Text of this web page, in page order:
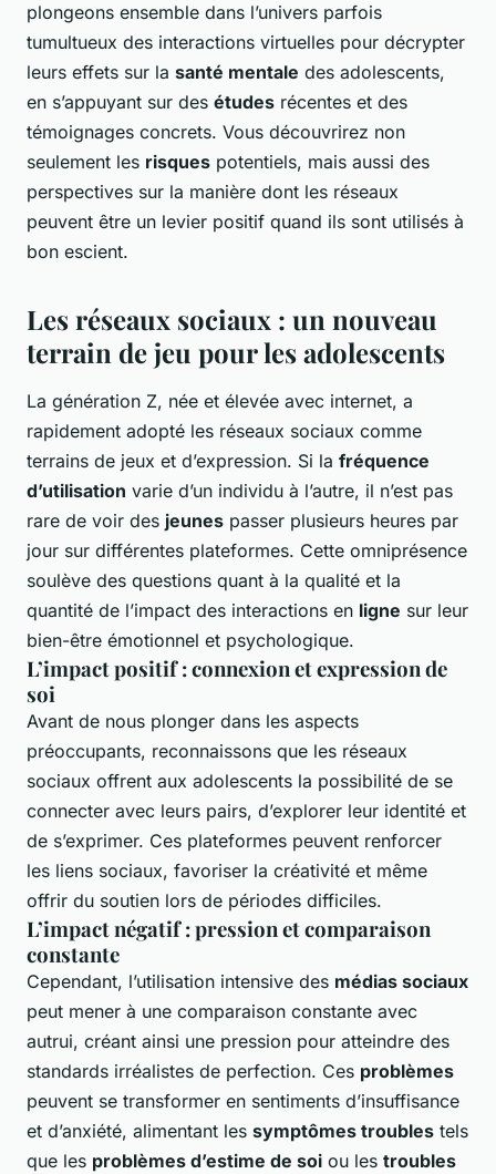
plongeons ensemble dans l’univers parfois
tumultueux des interactions virtuelles pour décrypter
leurs effets sur la santé mentale des adolescents,
en s’appuyant sur des études récentes et des
témoignages concrets. Vous découvrirez non
seulement les risques potentiels, mais aussi des
perspectives sur la manière dont les réseaux
peuvent être un levier positif quand ils sont utilisés à
bon escient.
Les réseaux sociaux : un nouveau
terrain de jeu pour les adolescents
La génération Z, née et élevée avec internet, a
rapidement adopté les réseaux sociaux comme
terrains de jeux et d’expression. Si la fréquence
d’utilisation varie d’un individu à l’autre, il n’est pas
rare de voir des jeunes passer plusieurs heures par
jour sur différentes plateformes. Cette omniprésence
soulève des questions quant à la qualité et la
quantité de l’impact des interactions en ligne sur leur
bien-être émotionnel et psychologique.
L’impact positif : connexion et expression de
soi
Avant de nous plonger dans les aspects
préoccupants, reconnaissons que les réseaux
sociaux offrent aux adolescents la possibilité de se
connecter avec leurs pairs, d’explorer leur identité et
de s’exprimer. Ces plateformes peuvent renforcer
les liens sociaux, favoriser la créativité et même
offrir du soutien lors de périodes difficiles.
L’impact négatif : pression et comparaison
constante
Cependant, l’utilisation intensive des médias sociaux
peut mener à une comparaison constante avec
autrui, créant ainsi une pression pour atteindre des
standards irréalistes de perfection. Ces problèmes
peuvent se transformer en sentiments d’insuffisance
et d’anxiété, alimentant les symptômes troubles tels
que les problèmes d’estime de soi ou les troubles